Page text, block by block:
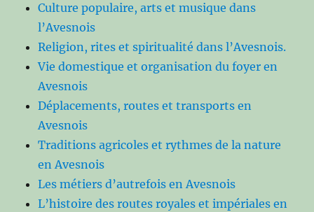
Culture populaire, arts et musique dans
l’Avesnois
Religion, rites et spiritualité dans l’Avesnois.
Vie domestique et organisation du foyer en
Avesnois
Déplacements, routes et transports en
Avesnois
Traditions agricoles et rythmes de la nature
en Avesnois
Les métiers d’autrefois en Avesnois
L’histoire des routes royales et impériales en